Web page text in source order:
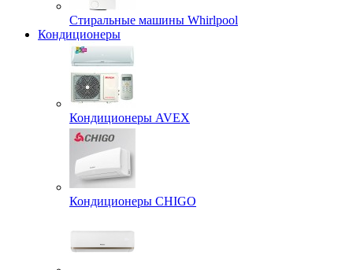
Стиральные машины Whirlpool
Кондиционеры
Кондиционеры AVEX
Кондиционеры CHIGO